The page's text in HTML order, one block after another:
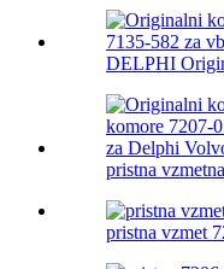
DELPHI
pristna
pristna vzmet